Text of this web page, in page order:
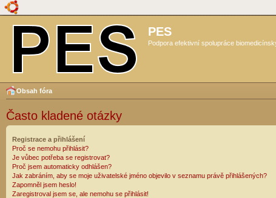
PES
Podpora efektivní spolupráce
Obsah fóra
Často kladené otázky
Registrace a přihlášení
Proč se nemohu přihlásit?
Je vůbec potřeba se registrovat?
Proč jsem automaticky odhlášen?
Jak zabráním, aby se moje uživatelské jméno objevilo v seznamu právě přihlášených?
Zapomněl jsem heslo!
Zaregistroval jsem se, ale nemohu se přihlásit!